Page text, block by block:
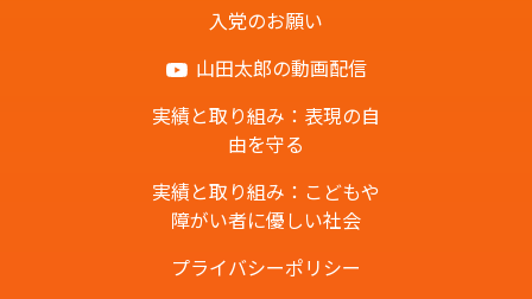
入党のお願い
山田太郎の動画配信
実績と取り組み：表現の自
由を守る
実績と取り組み：こどもや
障がい者に優しい社会
プライバシーポリシー